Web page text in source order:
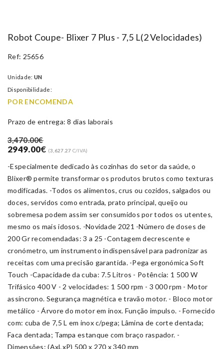
Robot Coupe- Blixer 7 Plus - 7,5 L(2 Velocidades)
Ref: 25656
Unidade: UN
Disponibilidade:
POR ENCOMENDA
Prazo de entrega: 8 dias laborais
3,470.00€
2949.00€ (3,627.27 C/IVA)
-Especialmente dedicado às cozinhas do setor da saúde, o
Blixer® permite transformar os produtos brutos como texturas
modificadas. -Todos os alimentos, crus ou cozidos, salgados ou
doces, servidos como entrada, prato principal, queijo ou
sobremesa podem assim ser consumidos por todos os utentes,
mesmo os mais idosos. -Novidade 2021 -Número de doses de
200 Gr recomendadas: 3 a 25 -Contagem decrescente e
cronómetro, um instrumento indispensável para padronizar as
receitas com uma precisão garantida. -Pega ergonómica Soft
Touch -Capacidade da cuba: 7.5 Litros - Potência: 1 500 W
Trifásico 400 V - 2 velocidades: 1 500 rpm - 3 000 rpm - Motor
assíncrono. Segurança magnética e travão motor. - Bloco motor
metálico - Árvore do motor em inox. Função impulso. - Fornecido
com: cuba de 7,5 L em inox c/pega; Lâmina de corte dentada;
Faca dentada; Tampa estanque com braço raspador. -
Dimensões: (AxLxP) 500 x 270 x 340 mm